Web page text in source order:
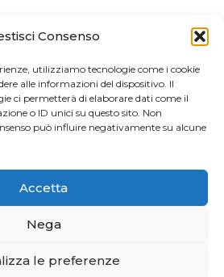
Consenso
utilizziamo tecnologie come i cookie
alle informazioni del dispositivo. Il
ci permetterà di elaborare dati come il
o ID unici su questo sito. Non
può influire negativamente su alcune
Accetta
Nega
le preferenze
| 2026 Powered by